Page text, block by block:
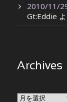
2010/11/
Gt:Eddie
Archives
Archives